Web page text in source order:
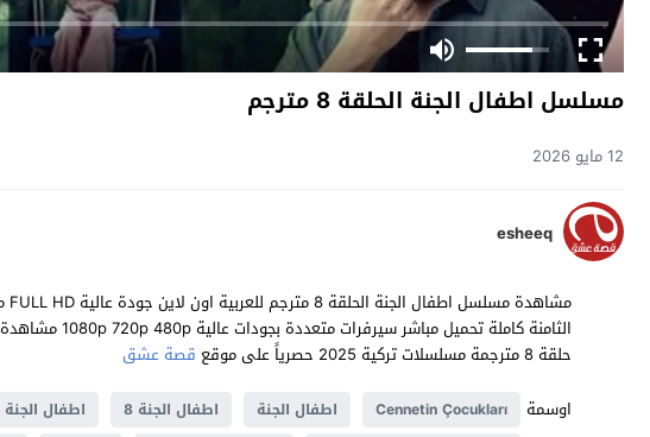
مسلسل اطفال الجنة الحلقة 8 مترجم
12 مايو 2026
esheeq
حلقة 8 مترجمة مسلسلات تركية 2025 حصرياً على موقع
قصة عشق
اوسمة
Cennetin Çocukları اطفال الجنة اطفال الجنة 8 اطفال الجنة 8 مترجم